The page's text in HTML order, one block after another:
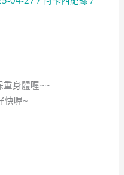
重身體喔~~
快喔~